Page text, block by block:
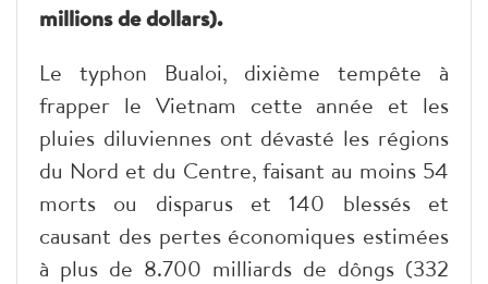
millions de dollars).
Le typhon Bualoi, dixième tempête à
frapper le Vietnam cette année et les
pluies diluviennes ont dévasté les régions
du Nord et du Centre, faisant au moins 54
morts ou disparus et 140 blessés et
causant des pertes économiques estimées
à plus de 8.700 milliards de dôngs (332